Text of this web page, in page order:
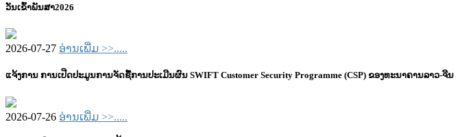
ວັນເຂົ້າພັນສາ2026
2026-07-27 ອ່ານເພີ່ມ >>.....
ແຈ້ງການ ການເປີດປະມູນການຈັດຊື້ການປະເມີນຜົນ SWIFT Customer Security Programme (CSP) ຂອງທະນາຄານລາວ-ຈີນ
2026-07-26 ອ່ານເພີ່ມ >>.....